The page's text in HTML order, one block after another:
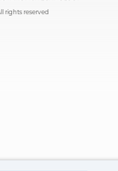
rights reserved